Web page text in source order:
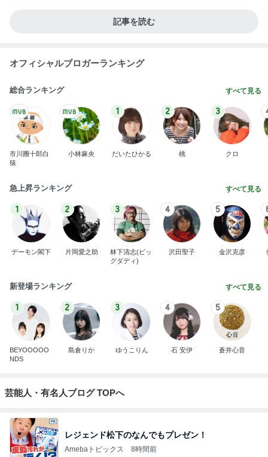
記事を読む
オフィシャルブロガーランキング
総合ランキング すべて見る
市川團十郎白
猿
小林麻央
1
だいたひかる
2
桃
3
クロ
急上昇ランキング すべて見る
1
デーモン閣下
2
片岡愛之助
3
林下清志(ビッ
グダディ)
4
沢田聖子
5
金沢克彦
新登場ランキング すべて見る
1
BEYOOOOO
NDS
2
島倉りか
3
ゆうこりん
4
石 安伊
5
蒼井心音
芸能人・有名人ブログ TOPへ
レジェンド松下のなんでもプレゼン！
Amebaトピックス 8時間前